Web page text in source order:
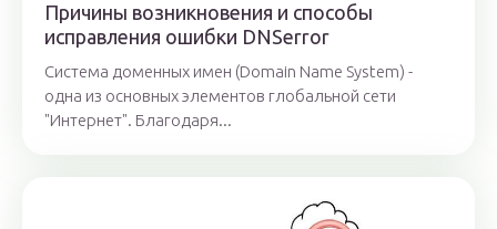
Причины возникновения и способы
исправления ошибки DNSerror
Система доменных имен (Domain Name System) -
одна из основных элементов глобальной сети
"Интернет". Благодаря...